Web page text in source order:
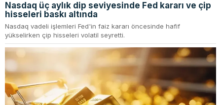
Nasdaq üç aylık dip seviyesinde Fed kararı ve çip
hisseleri baskı altında
Nasdaq vadeli işlemleri Fed'in faiz kararı öncesinde hafif
yükselirken çip hisseleri volatil seyretti.